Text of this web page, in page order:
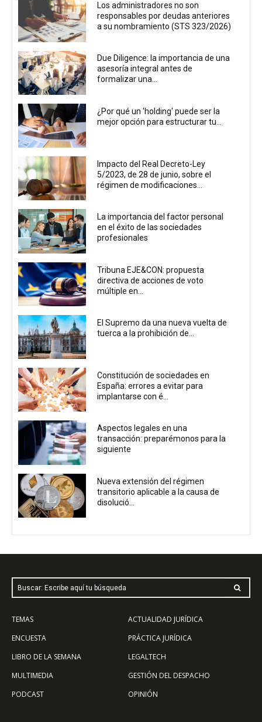
Los administradores no son
responsables por deudas anteriores
a su nombramiento (STS 323/2026)
Due Diligence: la importancia de una
asesoría integral antes de
formalizar una...
¿Por qué un 'holding' puede ser la
mejor opción para estructurar tu...
Impacto del Real Decreto-Ley
5/2023, de 28 de junio, sobre el
régimen de modificaciones...
La importancia del factor personal
en el éxito de las sociedades
profesionales
Tribuna EJE&CON: propuesta
directiva de acciones de voto
múltiple en...
El Supremo da una nueva vuelta de
tuerca a la prohibición de...
Constitución de sociedades en
España: errores a evitar para
implantarse con é...
Aspectos legales en una
transacción: preparémonos para la
siguiente
Nueva extensión del régimen
transitorio aplicable a la causa de
disolució...
Buscar: Escribe aquí tu búsqueda
TEMAS
ENCUESTA
LIBRO DE LA SEMANA
MULTIMEDIA
PODCAST
ACTUALIDAD JURÍDICA
PRÁCTICA JURÍDICA
LEGALTECH
GESTIÓN DEL DESPACHO
OPINIÓN